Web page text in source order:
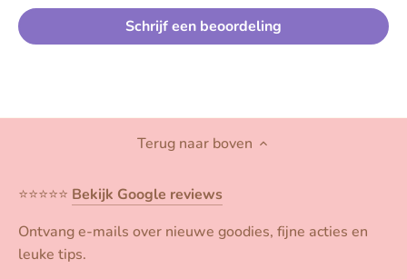
Schrijf een beoordeling
Terug naar boven
⭐️⭐️⭐️⭐️⭐️ Bekijk Google reviews
Ontvang e-mails over nieuwe goodies, fijne acties en
leuke tips.